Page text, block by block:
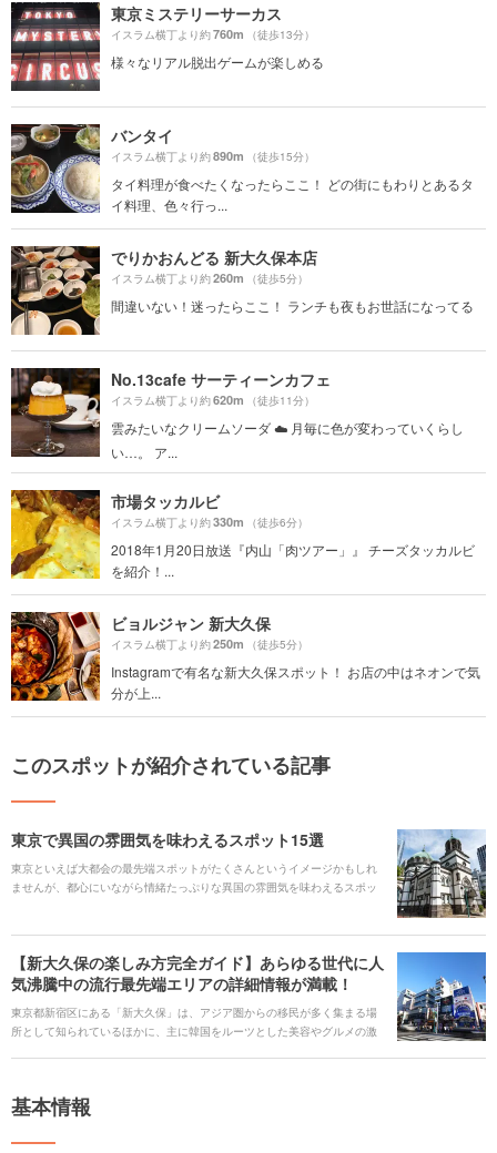
東京ミステリーサーカス
イスラム横丁より約760m （徒歩13分）
様々なリアル脱出ゲームが楽しめる
バンタイ
イスラム横丁より約890m （徒歩15分）
タイ料理が食べたくなったらここ！ どの街にもわりとあるタ
イ料理、色々行っ...
でりかおんどる 新大久保本店
イスラム横丁より約260m （徒歩5分）
間違いない！迷ったらここ！ ランチも夜もお世話になってる
No.13cafe サーティーンカフェ
イスラム横丁より約620m （徒歩11分）
雲みたいなクリームソーダ︎ ☁️ 月毎に色が変わっていくらし
い…。 ア...
市場タッカルビ
イスラム横丁より約330m （徒歩6分）
2018年1月20日放送『内山「肉ツアー」』 チーズタッカルビ
を紹介！...
ビョルジャン 新大久保
イスラム横丁より約250m （徒歩5分）
Instagramで有名な新大久保スポット！ お店の中はネオンで気
分が上...
このスポットが紹介されている記事
東京で異国の雰囲気を味わえるスポット15選
東京といえば大都会の最先端スポットがたくさんというイメージかもしれ
ませんが、都心にいながら情緒たっぷりな異国の雰囲気を味わえるスポッ
今回は東京で異国の雰囲気を味わえる15のスポットを厳選してご紹介しま
す。実際に訪れて、東京の新たな魅力を発見してください。
【新大久保の楽しみ方完全ガイド】あらゆる世代に人
気沸騰中の流行最先端エリアの詳細情報が満載！
東京都新宿区にある「新大久保」は、アジア圏からの移民が多く集まる場
所として知られているほかに、主に韓国をルーツとした美容やグルメの激
のこと、イスラム圏の人たちに親しまれるエリアやおしゃれなスイーツが
所です。 新大久保を観光に訪れた際に外せない主な見どころを9つピック
基本情報